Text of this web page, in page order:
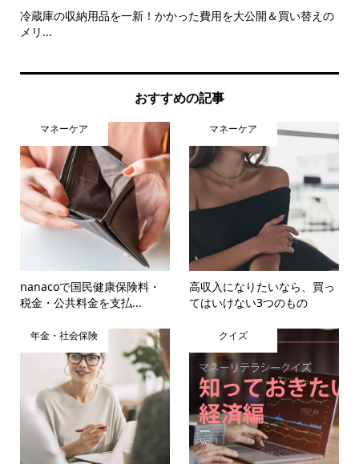
冷蔵庫の収納用品を一新！かかった費用を大公開＆買い替えの
メリ...
おすすめの記事
マネーケア
nanacoで国民健康保険料・
税金・公共料金を支払...
マネーケア
高収入になりたいなら、買っ
てはいけない3つのもの
年金・社会保険 クイズ